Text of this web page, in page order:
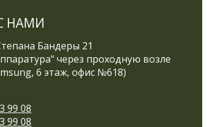
НАМИ
Бандеры 21
через проходную возле
6 этаж, офис №618)
99 08
99 08